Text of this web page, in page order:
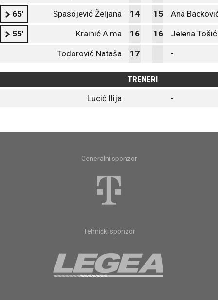
65' Spasojević Željana 14 15 Ana
55' Krainić Alma 16 16 Jelena Tošić
Todorović Nataša 17 -
TRENERI
Lucić Ilija
-
Generalni sponzor
Tehnički sponzor